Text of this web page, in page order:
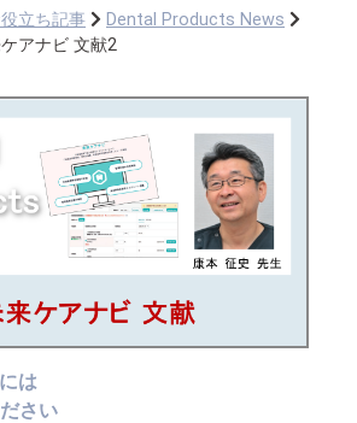
立ち記事
Dental Products News
ケアナビ 文献2
は
さい